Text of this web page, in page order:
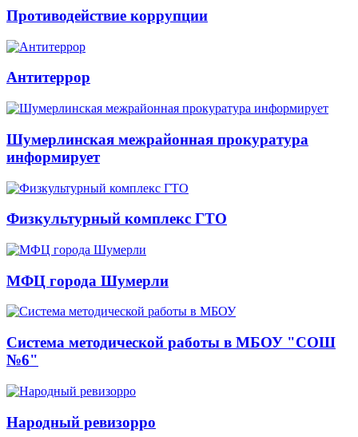
Противодействие коррупции
Антитеррор
Шумерлинская межрайонная прокуратура
информирует
Физкультурный комплекс ГТО
МФЦ города Шумерли
Система методической работы в МБОУ "СОШ
№6"
Народный ревизорро